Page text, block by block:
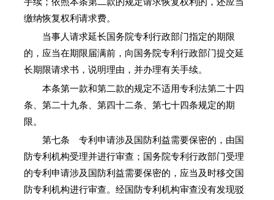
缴纳恢复权利请求费。
当事人请求延长国务院专利行政部门指定的期限
的，应当在期限届满前，向国务院专利行政部门提交延
长期限请求书，说明理由，并办理有关手续。
本条第一款和第二款的规定不适用专利法第二十四
条、第二十九条、第四十二条、第七十四条规定的期
限。
第七条 专利申请涉及国防利益需要保密的，由国
防专利机构受理并进行审查；国务院专利行政部门受理
的专利申请涉及国防利益需要保密的，应当及时移交国
防专利机构进行审查。经国防专利机构审查没有发现驳